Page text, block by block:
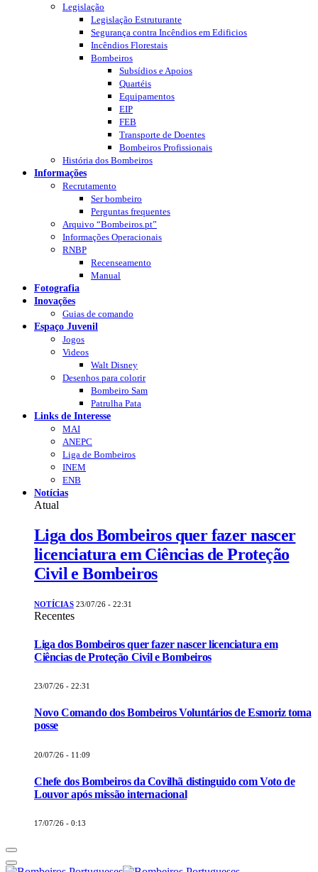
Legislação
Legislação Estruturante
Segurança contra Incêndios em Edificios
Incêndios Florestais
Bombeiros
Subsídios e Apoios
Quartéis
Equipamentos
EIP
FEB
Transporte de Doentes
Bombeiros Profissionais
História dos Bombeiros
Informações
Recrutamento
Ser bombeiro
Perguntas frequentes
Arquivo “Bombeiros.pt”
Informações Operacionais
RNBP
Recenseamento
Manual
Fotografia
Inovações
Guias de comando
Espaço Juvenil
Jogos
Videos
Walt Disney
Desenhos para colorir
Bombeiro Sam
Patrulha Pata
Links de Interesse
MAI
ANEPC
Liga de Bombeiros
INEM
ENB
Notícias
Atual
Liga dos Bombeiros quer fazer nascer
licenciatura em Ciências de Proteção
Civil e Bombeiros
NOTÍCIAS 23/07/26 - 22:31
Recentes
Liga dos Bombeiros quer fazer nascer licenciatura em
Ciências de Proteção Civil e Bombeiros
23/07/26 - 22:31
Novo Comando dos Bombeiros Voluntários de Esmoriz toma
posse
20/07/26 - 11:09
Chefe dos Bombeiros da Covilhã distinguido com Voto de
Louvor após missão internacional
17/07/26 - 0:13